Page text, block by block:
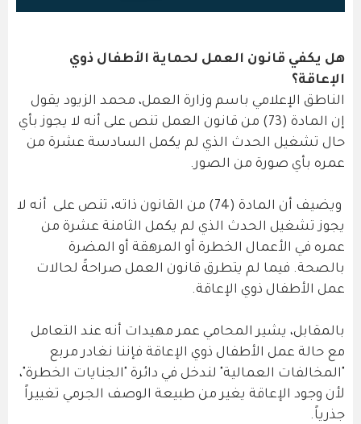
هل يكفي قانون العمل لحماية الأطفال ذوي
الإعاقة؟
الناطق الإعلامي باسم وزارة العمل، محمد الزيود يقول
إن المادة (73) من قانون العمل تنص على أنه لا يجوز بأي
حال تشغيل الحدث الذي لم يكمل السادسة عشرة من
عمره بأي صورة من الصور.
ويضيف أن المادة (74) من القانون ذاته، تنص على أنه لا
يجوز تشغيل الحدث الذي لم يكمل الثامنة عشرة من
عمره في الأعمال الخطرة أو المرهقة أو المضرة
بالصحة. فيما لم يتطرق قانون العمل صراحةً لحالات
عمل الأطفال ذوي الإعاقة.
بالمقابل، يشير المحامي عمر مهيدات أنه عند التعامل
مع حالة عمل الأطفال ذوي الإعاقة فإننا نغادر مربع
"المخالفات العمالية" لندخل في دائرة "الجنايات الخطرة"،
لأن وجود الإعاقة يغير من طبيعة الوصف الجرمي تغييراً
جذرياً.